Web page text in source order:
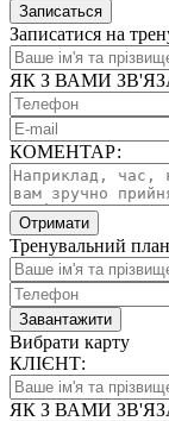
Записаться
Записатися на
ЯК З ВАМИ
КОМЕНТАР:
Отримати
Тренувальний
Завантажити
Вибрати карту
КЛІЄНТ:
ЯК З ВАМИ